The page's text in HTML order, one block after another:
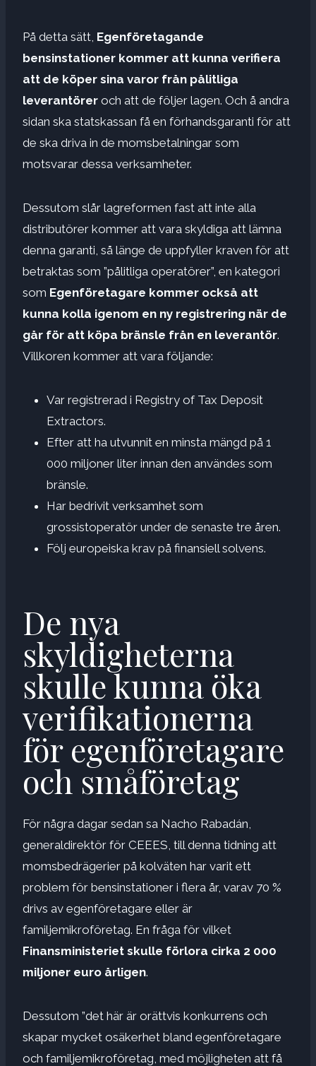
På detta sätt, Egenföretagande
bensinstationer kommer att kunna verifiera
att de köper sina varor från pålitliga
leverantörer och att de följer lagen. Och å andra
sidan ska statskassan få en förhandsgaranti för att
de ska driva in de momsbetalningar som
motsvarar dessa verksamheter.
Dessutom slår lagreformen fast att inte alla
distributörer kommer att vara skyldiga att lämna
denna garanti, så länge de uppfyller kraven för att
betraktas som ”pålitliga operatörer”, en kategori
som Egenföretagare kommer också att
kunna kolla igenom en ny registrering när de
går för att köpa bränsle från en leverantör.
Villkoren kommer att vara följande:
Var registrerad i Registry of Tax Deposit
Extractors.
Efter att ha utvunnit en minsta mängd på 1
000 miljoner liter innan den användes som
bränsle.
Har bedrivit verksamhet som
grossistoperatör under de senaste tre åren.
Följ europeiska krav på finansiell solvens.
De nya
skyldigheterna
skulle kunna öka
verifikationerna
för egenföretagare
och småföretag
För några dagar sedan sa Nacho Rabadán,
generaldirektör för CEEES, till denna tidning att
momsbedrägerier på kolväten har varit ett
problem för bensinstationer i flera år, varav 70 %
drivs av egenföretagare eller är
familjemikroföretag. En fråga för vilket
Finansministeriet skulle förlora cirka 2 000
miljoner euro årligen.
Dessutom ”det här är orättvis konkurrens och
skapar mycket osäkerhet bland egenföretagare
och familjemikroföretag, med möjligheten att få